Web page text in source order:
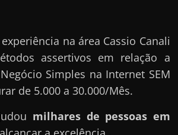
na área Cassio Canali
assertivos em relação a
Simples na Internet SEM
de 5.000 a 30.000/Mês.
milhares de pessoas em